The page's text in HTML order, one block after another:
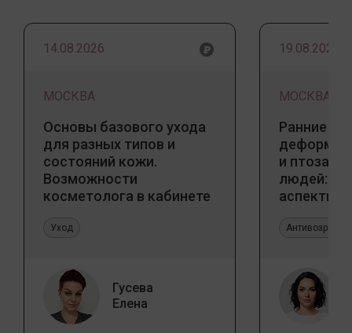
14.08.2026
МОСКВА
Основы базового ухода
для разных типов и
состояний кожи.
Возможности
косметолога в кабинете
Уход
Гусева
Елена
19.08.2026
МОСКВА
Ранние
и птоза у
людей:
аспекты